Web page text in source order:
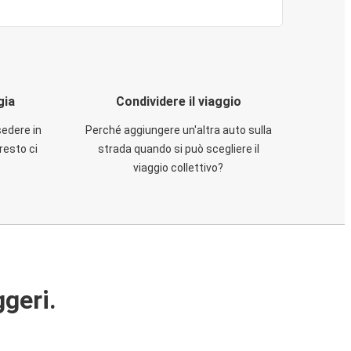
in
ci
Condividere il viaggio
Perché aggiungere un'altra auto sulla
strada quando si può scegliere il
viaggio collettivo?